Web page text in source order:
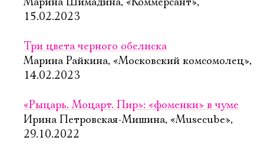
15.02.2023
Три цвета черного обелиска
Марина Райкина, «Московский комсомолец»,
14.02.2023
«Рыцарь. Моцарт. Пир»: «фоменки» в чуме
Ирина Петровская-Мишина, «Musecube»,
29.10.2022